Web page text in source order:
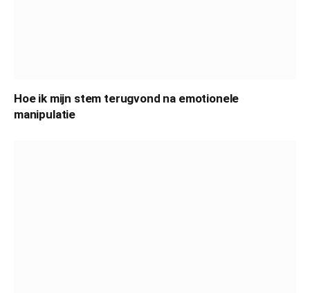
Hoe ik mijn stem terugvond na emotionele
manipulatie